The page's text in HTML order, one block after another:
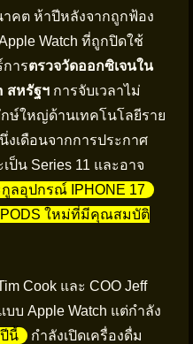
คต ห้าปีหลังจากถูกฟ้อง
Watch ที่ถูกปิดใช้
การตรวจวัดออกซิเจนใน
สหรัฐฯ การจับเวลาไม่
ษ์ใหญ่ด้านเทคโนโลยีราย
เดือนจากการประกาศ
ป็น Series 11 และอาจ
กูลอุปกรณ์ IPHONE 17
ใหม่ที่มีคุณสมบัติ
Cook และ COO Jeff
บ Apple Watch แต่กำลัง
นี้
กำลังเปิดเครื่องดื่ม